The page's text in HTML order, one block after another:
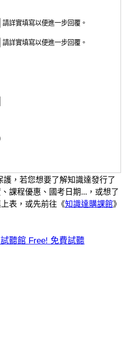
請詳實填寫以便進一步回覆。
請詳實填寫以便進一步回覆。
，若您想要了解知識達發行了
、課程優惠、國考日期...，或想了
上表，或先前往《知識達購課館》
聽館 Free! 免費試聽